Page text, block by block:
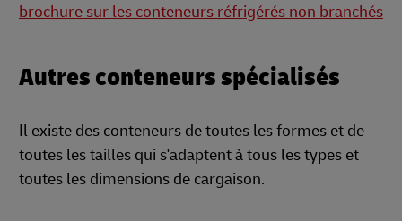
brochure sur les conteneurs réfrigérés non branchés
Autres conteneurs spécialisés
Il existe des conteneurs de toutes les formes et de
toutes les tailles qui s'adaptent à tous les types et
toutes les dimensions de cargaison.